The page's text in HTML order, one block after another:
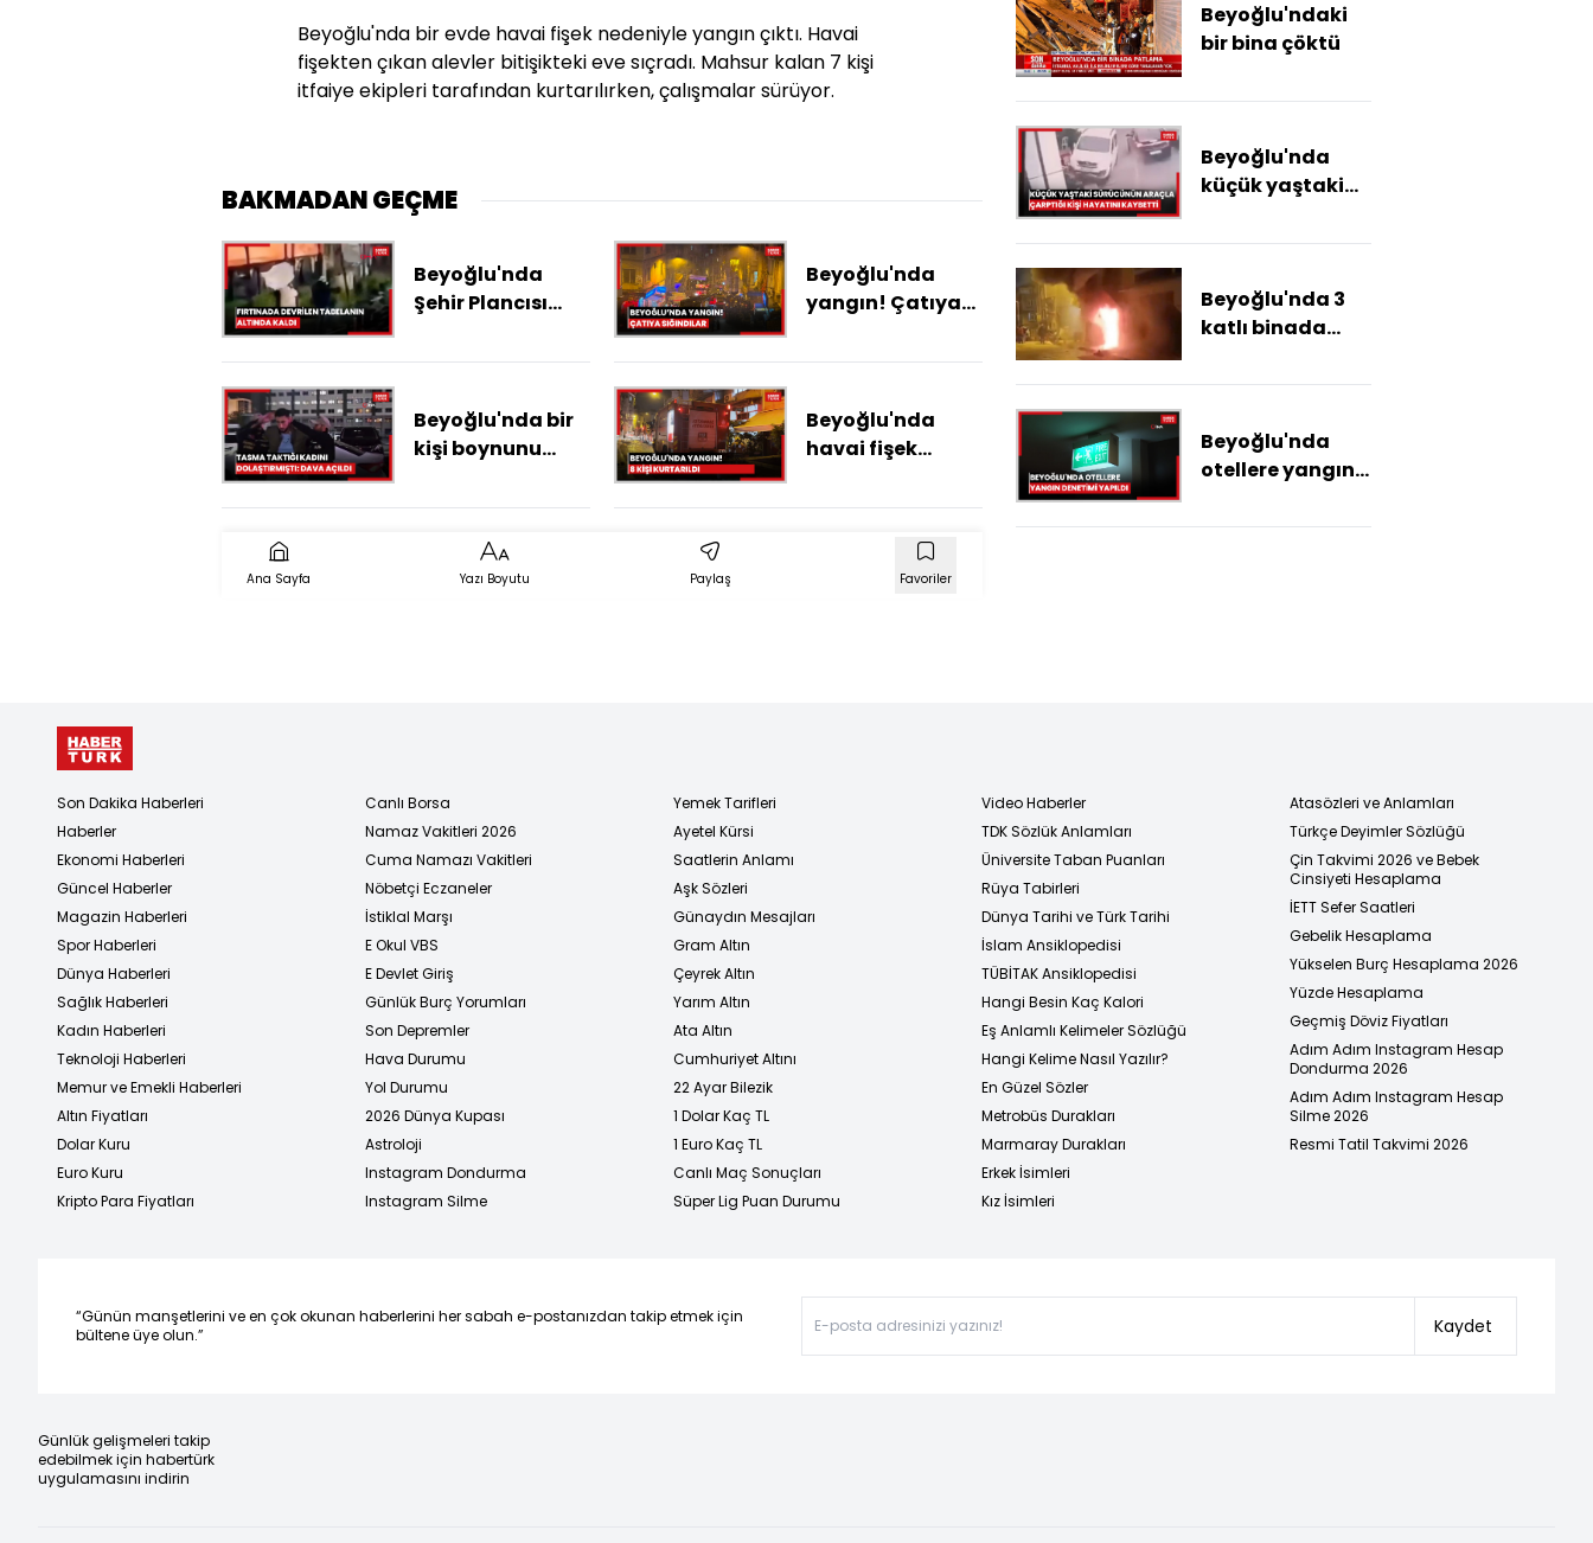
Beyoğlu'nda bir evde havai fişek nedeniyle yangın çıktı. Havai
fişekten çıkan alevler bitişikteki eve sıçradı. Mahsur kalan 7 kişi
itfaiye ekipleri tarafından kurtarılırken, çalışmalar sürüyor.
BAKMADAN GEÇME
Beyoğlu'nda
Şehir Plancısı
devrilen
altında kaldı;
yaşam
veriyor
Beyoğlu'nda
yangın! Çatıya
Beyoğlu'nda bir
kişi boynunu
kadını
Olay ilişkin dava
açıldı
Beyoğlu'nda
havai fişek
oldu
Ana Sayfa Yazı Boyutu Paylaş Favoriler
Beyoğlu'ndaki
bir bina çöktü
Beyoğlu'nda
küçük yaştaki
araçla çarptığı
kaybetti
Beyoğlu'nda 3
katlı binada
Beyoğlu'nda
otellere yangın
Son Dakika Haberleri
Haberler
Ekonomi Haberleri
Güncel Haberler
Magazin Haberleri
Spor Haberleri
Dünya Haberleri
Sağlık Haberleri
Kadın Haberleri
Teknoloji Haberleri
Memur ve Emekli Haberleri
Altın Fiyatları
Dolar Kuru
Euro Kuru
Kripto Para Fiyatları
Canlı Borsa
Namaz Vakitleri 2026
Cuma Namazı Vakitleri
Nöbetçi Eczaneler
İstiklal Marşı
E Okul VBS
E Devlet Giriş
Günlük Burç Yorumları
Son Depremler
Hava Durumu
Yol Durumu
2026 Dünya Kupası
Astroloji
Instagram Dondurma
Instagram Silme
Yemek Tarifleri
Ayetel Kürsi
Saatlerin Anlamı
Aşk Sözleri
Günaydın Mesajları
Gram Altın
Çeyrek Altın
Yarım Altın
Ata Altın
Cumhuriyet Altını
22 Ayar Bilezik
1 Dolar Kaç TL
1 Euro Kaç TL
Canlı Maç Sonuçları
Süper Lig Puan Durumu
Video Haberler
TDK Sözlük Anlamları
Üniversite Taban Puanları
Rüya Tabirleri
Dünya Tarihi ve Türk Tarihi
İslam Ansiklopedisi
TÜBİTAK Ansiklopedisi
Hangi Besin Kaç Kalori
Eş Anlamlı Kelimeler Sözlüğü
Hangi Kelime Nasıl Yazılır?
En Güzel Sözler
Metrobüs Durakları
Marmaray Durakları
Erkek İsimleri
Kız İsimleri
Atasözleri ve Anlamları
Türkçe Deyimler Sözlüğü
Çin Takvimi 2026 ve Bebek
Cinsiyeti Hesaplama
İETT Sefer Saatleri
Gebelik Hesaplama
Yükselen Burç Hesaplama 2026
Yüzde Hesaplama
Geçmiş Döviz Fiyatları
Adım Adım Instagram Hesap
Dondurma 2026
Adım Adım Instagram Hesap
Silme 2026
Resmi Tatil Takvimi 2026
“Günün manşetlerini ve en çok okunan haberlerini her sabah e-postanızdan takip etmek için
bültene üye olun.”
Kaydet
Günlük gelişmeleri takip
edebilmek için habertürk
uygulamasını indirin